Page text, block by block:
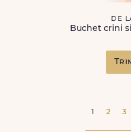
de
Buchet crini
1 2 3